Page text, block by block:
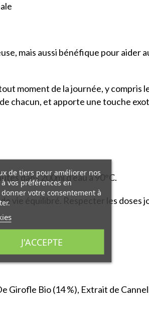
mais aussi bénéfique pour aider
moment de la journée, y compris
chacun, et apporte une touche
dans 200ml d'eau à 90°C.
vie équilibré. Respecter les doses
Girofle Bio (14 %), Extrait de
de tiers pour améliorer nos
vos préférences en
votre consentement à
J'ACCEPTE